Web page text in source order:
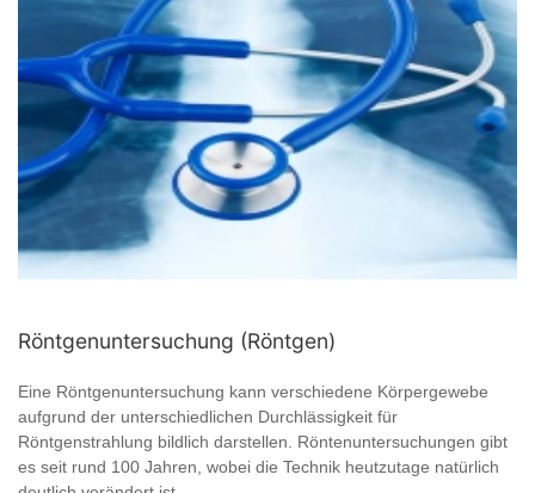
Röntgenuntersuchung (Röntgen)
Eine Röntgenuntersuchung kann verschiedene Körpergewebe
aufgrund der unterschiedlichen Durchlässigkeit für
Röntgenstrahlung bildlich darstellen. Röntenuntersuchungen gibt
es seit rund 100 Jahren, wobei die Technik heutzutage natürlich